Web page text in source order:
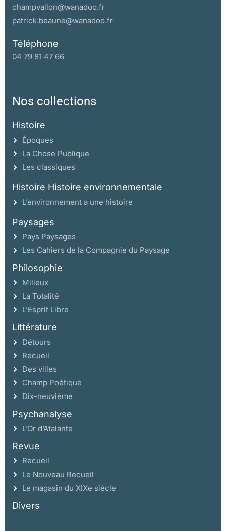
champvallon@wanadoo.fr
patrick.beaune@wanadoo.fr
Téléphone
04 79 81 47 66
Nos collections
Histoire
Époques
La Chose Publique
Les classiques
Histoire Histoire environnementale
L’environnement a une histoire
Paysages
Pays Paysages
Les Cahiers de la Compagnie du Paysage
Philosophie
Milieux
La Totalité
L’Esprit Libre
Littérature
Détours
Recueil
Des villes
Champ Poétique
Dix-neuvième
Psychanalyse
L’Or d’Atalante
Revue
Recueil
Le Nouveau Recueil
Le magasin du XIXe siècle
Divers